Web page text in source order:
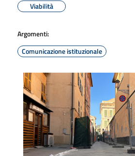
Viabilità
Argomenti:
Comunicazione istituzionale